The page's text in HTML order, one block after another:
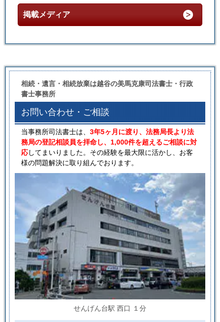
掲載メディア
相続・遺言・相続放棄は越谷の美馬克康司法書士・行政
書士事務所
お問い合わせ・ご相談
当事務所司法書士は、 3年5ヶ月に渡り、法務局長より法
務局の登記相談員を拝命し、1,000件を超えるご相談に対
応してまいりました。その経験を最大限に活かし、お客
様の問題解決に取り組んでおります。
せんげん台駅 西口 １分